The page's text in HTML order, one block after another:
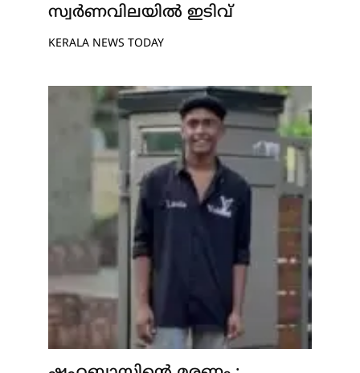
സ്വർണവിലയിൽ ഇടിവ്
KERALA NEWS TODAY